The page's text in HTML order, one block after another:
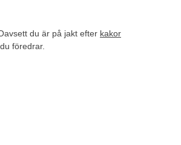
du är på jakt efter kakor
föredrar.